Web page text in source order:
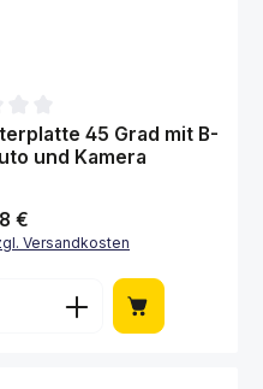
0 von 5 Sternen
45 Grad mit B-
und Kamera
Preis:
€
Versandkosten
den gewünschten